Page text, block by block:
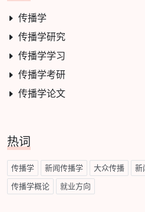
传播学
传播学研究
传播学学习
传播学考研
传播学论文
热词
传播学 新闻传播学 大众传播 新
传播学概论 就业方向